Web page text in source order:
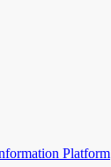
Platform